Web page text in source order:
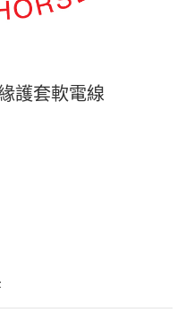
護套軟電線